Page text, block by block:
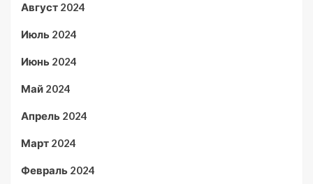
Август 2024
Июль 2024
Июнь 2024
Май 2024
Апрель 2024
Март 2024
Февраль 2024